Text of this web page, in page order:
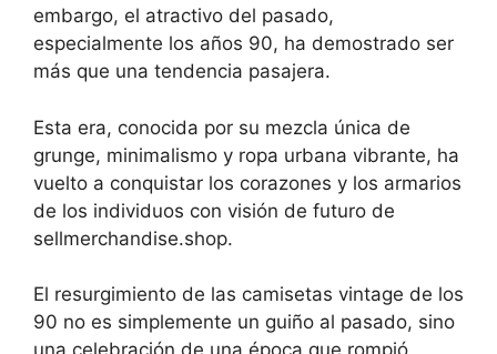
embargo, el atractivo del pasado,
especialmente los años 90, ha demostrado ser
más que una tendencia pasajera.
Esta era, conocida por su mezcla única de
grunge, minimalismo y ropa urbana vibrante, ha
vuelto a conquistar los corazones y los armarios
de los individuos con visión de futuro de
sellmerchandise.shop.
El resurgimiento de las camisetas vintage de los
90 no es simplemente un guiño al pasado, sino